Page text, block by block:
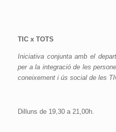
TIC x TOTS
Iniciativa conjunta amb el
per a la integració de les
coneixement i ús social de les
Dilluns de 19,30 a 21,00h.